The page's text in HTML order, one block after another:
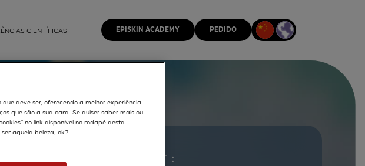
CIENTÍFICAS EPISKIN ACADEMY PEDIDO
Procurar por :
deve ser, oferecendo a melhor experiência
que são a sua cara. Se quiser saber mais ou
no link disponível no rodapé desta
aquela beleza, ok?